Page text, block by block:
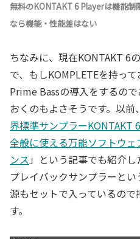
無料のKONTAKT 6 Playerは機能
なら機能・性能差はない
ちなみに、現在KONTAKT 6
で、もしKOMPLETEを持っ
Prime Bassの導入をするの
おくのもよさそうです。以
界標準サンプラーKONTAKT
全般に使える万能ソフトウ
ンス 」という記事でも紹介
プレイバックサンプラーと
源もセットで入っているの
す。